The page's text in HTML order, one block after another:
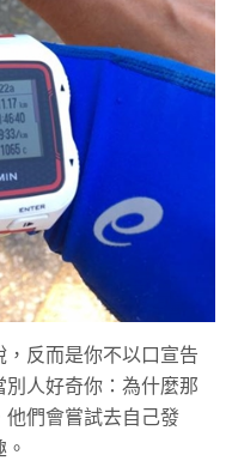
反而是你不以口宣告
人好奇你：為什麼那
們會嘗試去自己發